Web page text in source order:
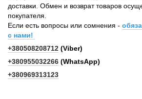
доставки. Обмен и возврат товаров
покупателя.
Если есть вопросы или сомнения -
с нами!
+380508208712 (Viber)
+380955032266 (WhatsApp)
+380969313123